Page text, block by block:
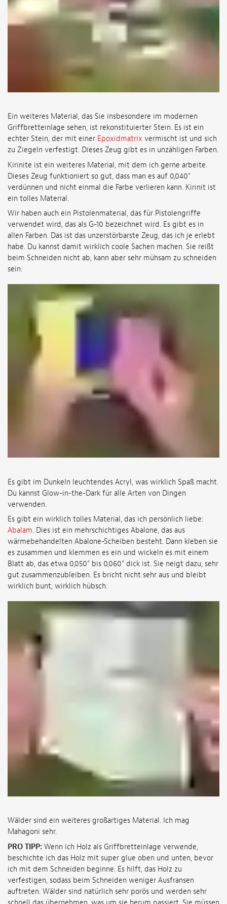
Ein weiteres Material, das Sie insbesondere im modernen
Griffbretteinlage sehen, ist rekonstituierter Stein. Es ist ein
echter Stein, der mit einer Epoxidmatrix vermischt ist und sich
zu Ziegeln verfestigt. Dieses Zeug gibt es in unzähligen Farben.
Kirinite ist ein weiteres Material, mit dem ich gerne arbeite.
Dieses Zeug funktioniert so gut, dass man es auf 0,040"
verdünnen und nicht einmal die Farbe verlieren kann. Kirinit ist
ein tolles Material.
Wir haben auch ein Pistolenmaterial, das für Pistolengriffe
verwendet wird, das als G-10 bezeichnet wird. Es gibt es in
allen Farben. Das ist das unzerstörbarste Zeug, das ich je erlebt
habe. Du kannst damit wirklich coole Sachen machen. Sie reißt
beim Schneiden nicht ab, kann aber sehr mühsam zu schneiden
sein.
Es gibt im Dunkeln leuchtendes Acryl, was wirklich Spaß macht.
Du kannst Glow-in-the-Dark für alle Arten von Dingen
verwenden.
Es gibt ein wirklich tolles Material, das ich persönlich liebe:
Abalam. Dies ist ein mehrschichtiges Abalone, das aus
wärmebehandelten Abalone-Scheiben besteht. Dann kleben sie
es zusammen und klemmen es ein und wickeln es mit einem
Blatt ab, das etwa 0,050" bis 0,060" dick ist. Sie neigt dazu, sehr
gut zusammenzubleiben. Es bricht nicht sehr aus und bleibt
wirklich bunt, wirklich hübsch.
Wälder sind ein weiteres großartiges Material. Ich mag
Mahagoni sehr.
PRO TIPP: Wenn ich Holz als Griffbretteinlage verwende,
beschichte ich das Holz mit super glue oben und unten, bevor
ich mit dem Schneiden beginne. Es hilft, das Holz zu
verfestigen, sodass beim Schneiden weniger Ausfransen
auftreten. Wälder sind natürlich sehr porös und werden sehr